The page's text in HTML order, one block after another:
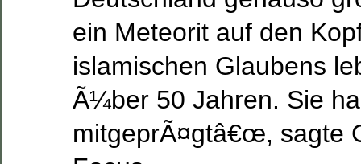
ein Meteorit auf den
islamischen Glaubens
Ã¼ber 50 Jahren. Sie
mitgeprÃ¤gtâ€œ, sagte